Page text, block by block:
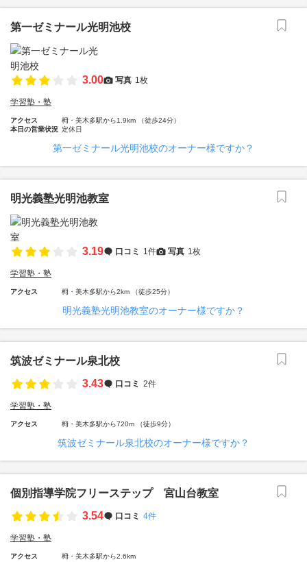
第一ゼミナール光明池校
3.00 写真 1枚
学習塾・塾
アクセス
栂・美木多駅から1.9km （徒歩24分）
本日の営業状況 定休日
第一ゼミナール光明池校のオーナー様ですか？
明光義塾光明池教室
3.19 口コミ 1件 写真 1枚
学習塾・塾
アクセス 栂・美木多駅から2km （徒歩25分）
明光義塾光明池教室のオーナー様ですか？
筑波ゼミナール泉北校
3.43
口コミ 2件
学習塾・塾
アクセス 栂・美木多駅から720m （徒歩9分）
筑波ゼミナール泉北校のオーナー様ですか？
個別指導学院フリーステップ 宮山台教室
3.54
口コミ 4件
学習塾・塾
アクセス 栂・美木多駅から2.6km